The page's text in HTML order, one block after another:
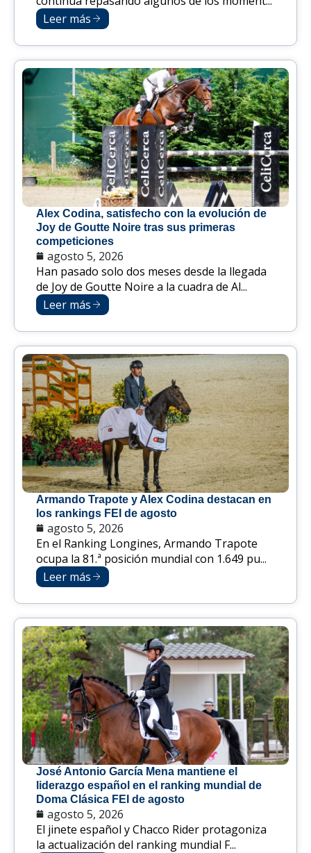
Leer más
Alex Codina, satisfecho con la evolución de
Joy de Goutte Noire tras sus primeras
competiciones
agosto 5, 2026
Han pasado solo dos meses desde la llegada
de Joy de Goutte Noire a la cuadra de Al...
Leer más
Armando Trapote y Alex Codina destacan en
los rankings FEI de agosto
agosto 5, 2026
En el Ranking Longines, Armando Trapote
ocupa la 81.ª posición mundial con 1.649 pu...
Leer más
José Antonio García Mena mantiene el
liderazgo español en el ranking mundial de
Doma Clásica FEI de agosto
agosto 5, 2026
El jinete español y Chacco Rider protagoniza
la actualización del ranking mundial F...